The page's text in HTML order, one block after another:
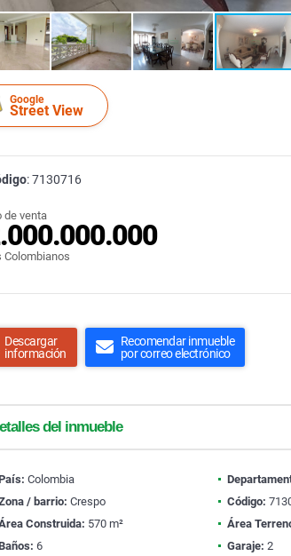
Google
Street View
: 7130716
de venta
Colombianos
Descargar
información
Recomendar inmueble
por correo electrónico
del inmueble
Colombia
/ barrio: Crespo Código:
Construida: 570 m² Área
6 Garaje: 2